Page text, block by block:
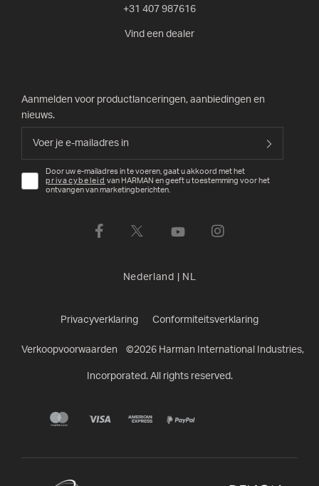
+31 407 987616
Vind een dealer
Aanmelden voor productlanceringen, aanbiedingen en
nieuws.
Door uw e-mailadres in te voeren, gaat u akkoord met het
privacybeleid van HARMAN en geeft u toestemming voor het
ontvangen van marketingberichten.
Nederland NL
Privacyverklaring Conformiteitsverklaring
Verkoopvoorwaarden ©2026Harman International Industries,
Incorporated. All rights reserved.